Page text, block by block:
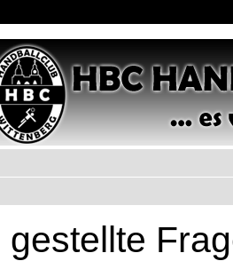
gestellte